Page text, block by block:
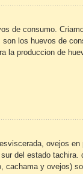
de consumo.
los huevos de
la produccion de
ovejos en
del estado tachira.
cachama y ovejos)